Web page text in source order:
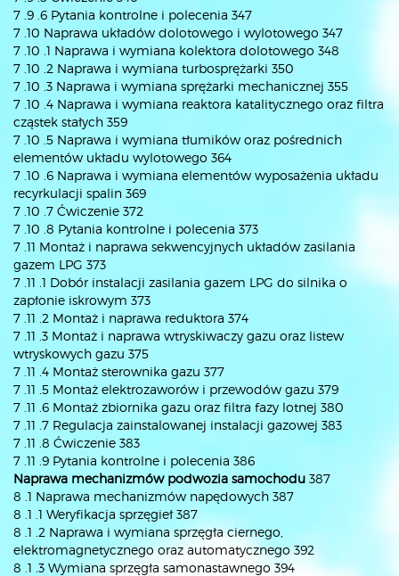
7 .9 .6 Pytania kontrolne i polecenia 347
7 .10 Naprawa układów dolotowego i wylotowego 347
7 .10 .1 Naprawa i wymiana kolektora dolotowego 348
7 .10 .2 Naprawa i wymiana turbosprężarki 350
7 .10 .3 Naprawa i wymiana sprężarki mechanicznej 355
7 .10 .4 Naprawa i wymiana reaktora katalitycznego oraz filtra
cząstek stałych 359
7 .10 .5 Naprawa i wymiana tłumików oraz pośrednich
elementów układu wylotowego 364
7 .10 .6 Naprawa i wymiana elementów wyposażenia układu
recyrkulacji spalin 369
7 .10 .7 Ćwiczenie 372
7 .10 .8 Pytania kontrolne i polecenia 373
7 .11 Montaż i naprawa sekwencyjnych układów zasilania
gazem LPG 373
7 .11 .1 Dobór instalacji zasilania gazem LPG do silnika o
zapłonie iskrowym 373
7 .11 .2 Montaż i naprawa reduktora 374
7 .11 .3 Montaż i naprawa wtryskiwaczy gazu oraz listew
wtryskowych gazu 375
7 .11 .4 Montaż sterownika gazu 377
7 .11 .5 Montaż elektrozaworów i przewodów gazu 379
7 .11 .6 Montaż zbiornika gazu oraz filtra fazy lotnej 380
7 .11 .7 Regulacja zainstalowanej instalacji gazowej 383
7 .11 .8 Ćwiczenie 383
7 .11 .9 Pytania kontrolne i polecenia 386
Naprawa mechanizmów podwozia samochodu 387
8 .1 Naprawa mechanizmów napędowych 387
8 .1 .1 Weryfikacja sprzęgieł 387
8 .1 .2 Naprawa i wymiana sprzęgła ciernego,
elektromagnetycznego oraz automatycznego 392
8 .1 .3 Wymiana sprzęgła samonastawnego 394